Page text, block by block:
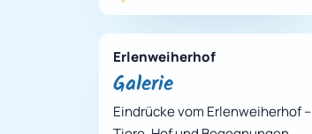
Erlenweiherhof
Galerie
Eindrücke vom Erlenweiherhof –